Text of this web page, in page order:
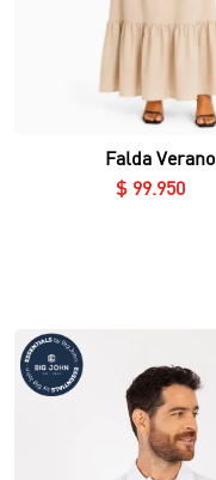
Vista rápida
Falda Verano
$ 99 950